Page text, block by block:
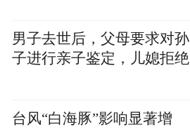
男子去世后，父母要求对孙
子进行亲子鉴定，儿媳拒绝
台风“白海豚”影响显著增